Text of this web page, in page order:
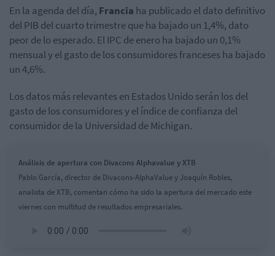
En la agenda del día, Francia ha publicado el dato definitivo
del PIB del cuarto trimestre que ha bajado un 1,4%, dato
peor de lo esperado. El IPC de enero ha bajado un 0,1%
mensual y el gasto de los consumidores franceses ha bajado
un 4,6%.
Los datos más relevantes en Estados Unido serán los del
gasto de los consumidores y el índice de confianza del
consumidor de la Universidad de Michigan.
Análisis de apertura con Divacons Alphavalue y XTB
Pablo García, director de Divacons-AlphaValue y Joaquín Robles,
analista de XTB, comentan cómo ha sido la apertura del mercado este
viernes con multitud de resultados empresariales.